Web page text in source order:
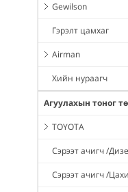
Gewilson
Гэрэлт цамхаг
Airman
Хийн нураагч
Агуулахын тоног
TOYOTA
Сэрээт ачигч /
Сэрээт ачигч /